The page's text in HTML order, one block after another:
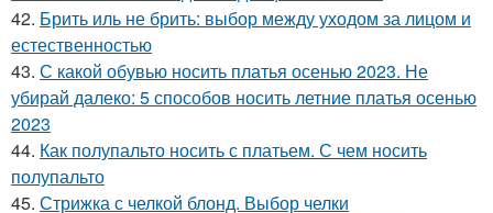
42. Брить иль не брить: выбор между уходом за лицом и
естественностью
43. С какой обувью носить платья осенью 2023. Не
убирай далеко: 5 способов носить летние платья осенью
2023
44. Как полупальто носить с платьем. С чем носить
полупальто
45. Стрижка с челкой блонд. Выбор челки